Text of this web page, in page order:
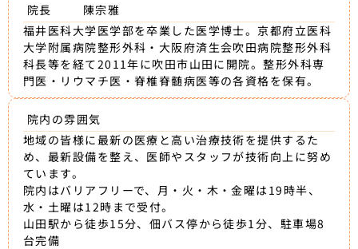
院長
陳宗雅
福井医科大学医学部を卒業した医学博士。京都府立医科
大学附属病院整形外科・大阪府済生会吹田病院整形外科
科長等を経て2011年に吹田市山田に開院。整形外科専
門医・リウマチ医・脊椎脊髄病医等の各資格を保有。
院内の雰囲気
地域の皆様に最新の医療と高い治療技術を提供するた
め、最新設備を整え、医師やスタッフが技術向上に努め
ています。
院内はバリアフリーで、月・火・木・金曜は19時半、
水・土曜は12時まで受付。
山田駅から徒歩15分、佃バス停から徒歩1分、駐車場8
台完備